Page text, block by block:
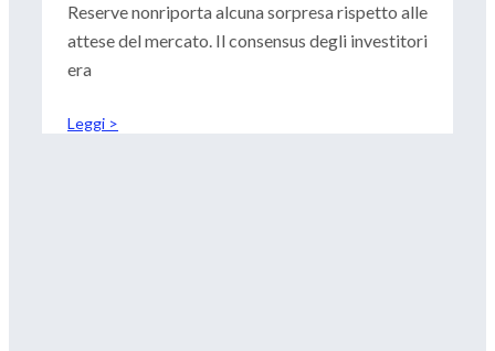
Reserve nonriporta alcuna sorpresa rispetto alle
attese del mercato. Il consensus degli investitori
era
Leggi >